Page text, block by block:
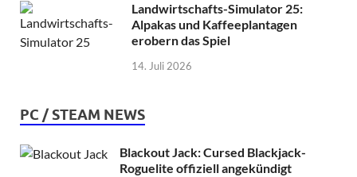
Landwirtschafts-Simulator 25:
Alpakas und Kaffeeplantagen
erobern das Spiel
14. Juli 2026
PC / STEAM NEWS
Blackout Jack: Cursed Blackjack-
Roguelite offiziell angekündigt